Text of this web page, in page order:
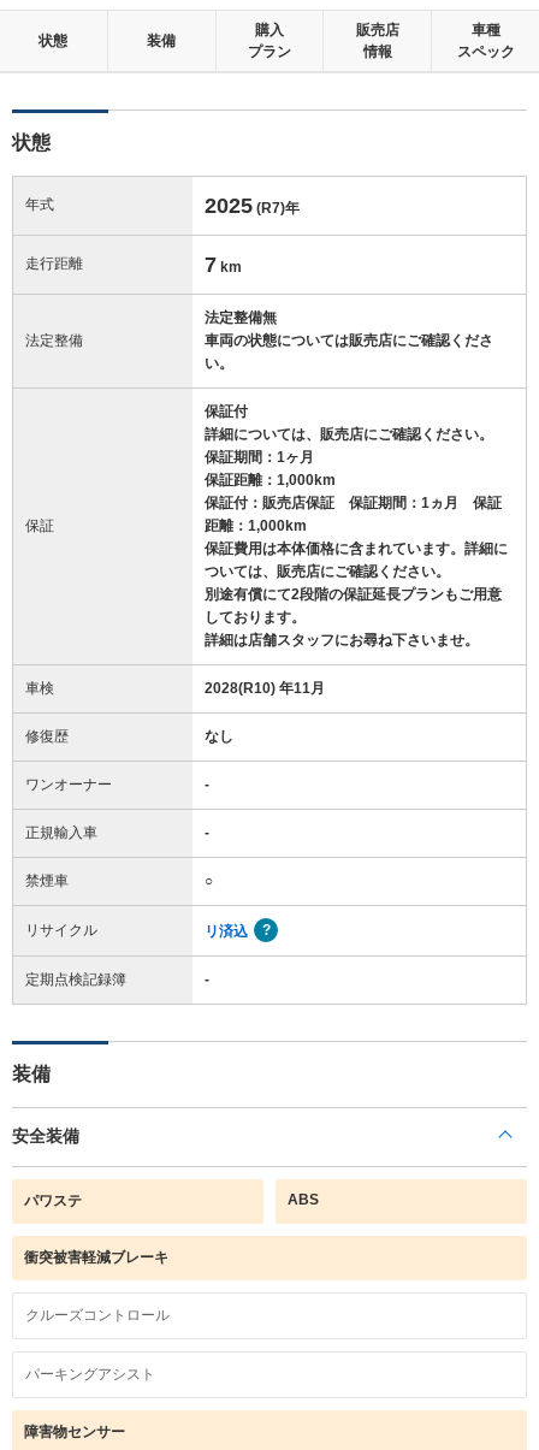
外装：
無キズ、もしくはキズやヘコミなどがほぼない、とても綺麗な状態で
修復歴：無
状態 装備
購入
プラン
販売店
情報
車種
スペック
状態
年式 2025 (R7)年
走行距離 7 km
法定整備
法定整備無
車両の状態については販売店にご確認くださ
い。
保証
保証付
詳細については、販売店にご確認ください。
保証期間：1ヶ月
保証距離：1,000km
保証付：販売店保証 保証期間：1ヵ月 保証
距離：1,000km
保証費用は本体価格に含まれています。詳細に
ついては、販売店にご確認ください。
別途有償にて2段階の保証延長プランもご用意
しております。
詳細は店舗スタッフにお尋ね下さいませ。
車検 2028(R10) 年11月
修復歴 なし
ワンオーナー -
正規輸入車 -
禁煙車 ○
リサイクル リ済込
定期点検記録簿 -
装備
安全装備
パワステ ABS
衝突被害軽減ブレーキ
クルーズコントロール
パーキングアシスト
障害物センサー